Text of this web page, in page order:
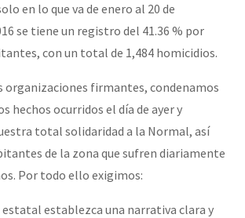
en lo que va de enero al 20 de
se tiene un registro del 41.36 % por
con un total de 1,484 homicidios.
organizaciones firmantes, condenamos
hechos ocurridos el día de ayer y
total solidaridad a la Normal, así
de la zona que sufren diariamente
Por todo ello exigimos:
estatal establezca una narrativa clara y